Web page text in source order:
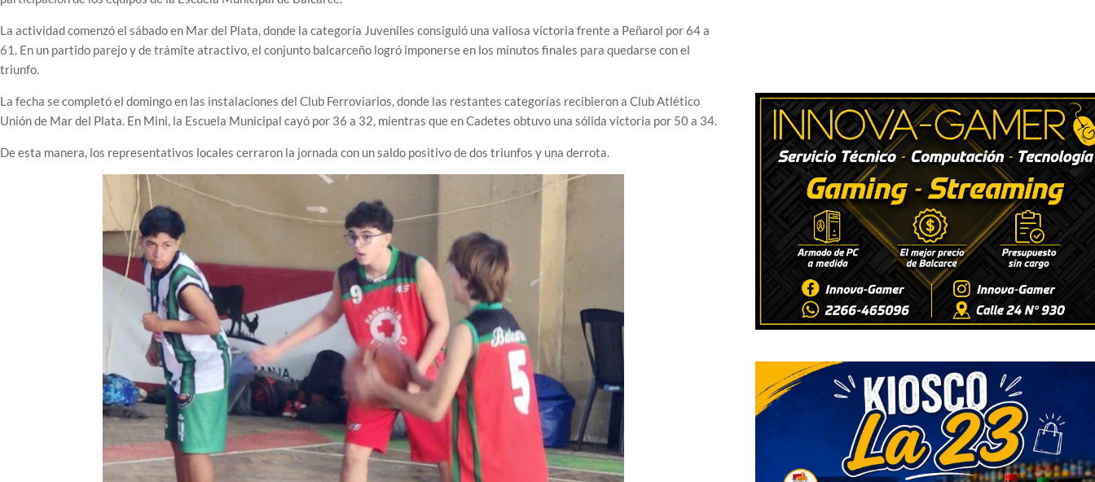
La actividad comenzó el sábado en Mar del Plata, donde la categoría Juveniles consiguió una valiosa victoria frente a Peñarol por 64 a
61. En un partido parejo y de trámite atractivo, el conjunto balcarceño logró imponerse en los minutos finales para quedarse con el
triunfo.
La fecha se completó el domingo en las instalaciones del Club Ferroviarios, donde las restantes categorías recibieron a Club Atlético
Unión de Mar del Plata. En Mini, la Escuela Municipal cayó por 36 a 32, mientras que en Cadetes obtuvo una sólida victoria por 50 a 34.
De esta manera, los representativos locales cerraron la jornada con un saldo positivo de dos triunfos y una derrota.